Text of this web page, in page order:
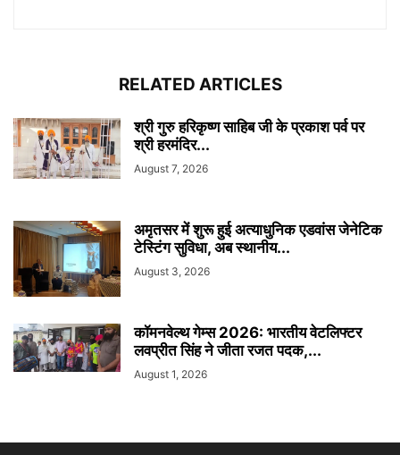
RELATED ARTICLES
श्री गुरु हरिकृष्ण साहिब जी के प्रकाश पर्व पर
श्री हरमंदिर...
August 7, 2026
अमृतसर में शुरू हुई अत्याधुनिक एडवांस जेनेटिक
टेस्टिंग सुविधा, अब स्थानीय...
August 3, 2026
कॉमनवेल्थ गेम्स 2026: भारतीय वेटलिफ्टर
लवप्रीत सिंह ने जीता रजत पदक,...
August 1, 2026